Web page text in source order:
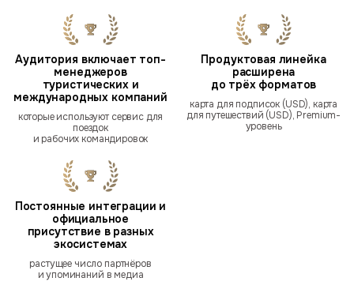
Аудитория включает топ-
менеджеров
туристических и
международных компаний
которые используют сервис для
поездок
и рабочих командировок
Продуктовая линейка
расширена
до трёх форматов
карта для подписок (USD), карта
для путешествий (USD), Premium-
уровень
Постоянные интеграции и
официальное
присутствие в разных
экосистемах
растущее число партнёров
и упоминаний в медиа